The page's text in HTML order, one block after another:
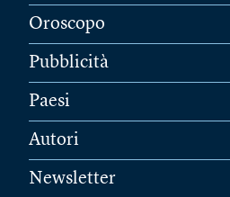
Oroscopo
Pubblicità
Paesi
Autori
Newsletter